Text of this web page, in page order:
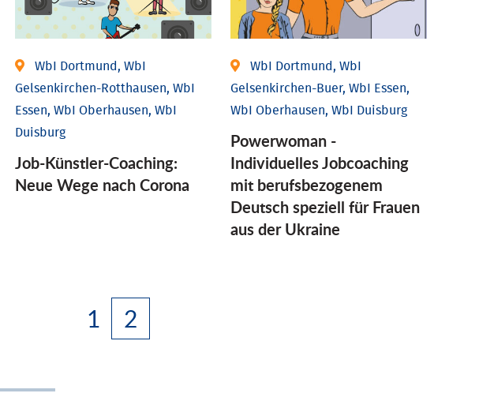
WbI Dortmund, WbI
Gelsenkirchen-Rotthausen, WbI
Essen, WbI Oberhausen, WbI
Duisburg
Job-Künstler-Coaching:
Neue Wege nach Corona
WbI Dortmund, WbI
Gelsenkirchen-Buer, WbI Essen,
WbI Oberhausen, WbI Duisburg
Powerwoman -
Individuelles Jobcoaching
mit berufsbezogenem
Deutsch speziell für Frauen
aus der Ukraine
1 2